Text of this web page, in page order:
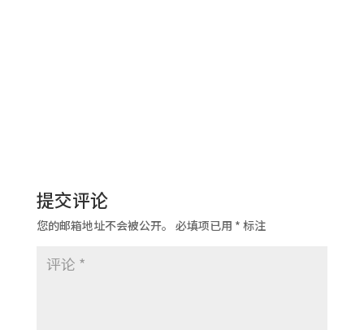
提交评论
您的邮箱地址不会被公开。 必填项已用 * 标注